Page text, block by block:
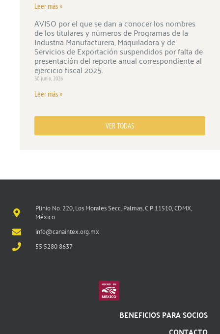
Leer más »
AVISO por el que se dan a conocer los nombres
de los titulares y números de Programas de la
Industria Manufacturera, Maquiladora y de
Servicios de Exportación suspendidos por falta de
presentación del reporte anual correspondiente al
ejercicio fiscal 2025.
30 junio, 2026
Leer más »
VER TODAS
Plinio No. 220, Los Morales Secc. Palmas, C.P. 11510, CDMX,
México
info@canaintex.org.mx
55 5280 8637
BENEFICIOS PARA SOCIOS